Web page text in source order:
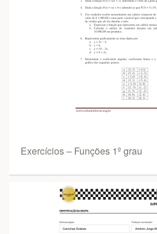
Exercícios – Funções 1º grau